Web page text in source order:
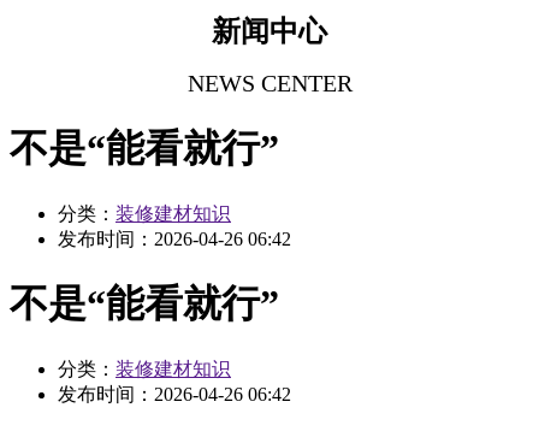
新闻中心
NEWS CENTER
不是“能看就行”
分类： 装修建材知识
发布时间： 2026-04-26 06:42
不是“能看就行”
分类： 装修建材知识
发布时间： 2026-04-26 06:42